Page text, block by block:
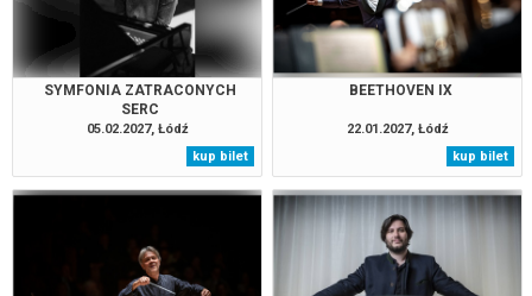
SYMFONIA ZATRACONYCH
SERC
05.02.2027, Łódź
kup bilet
BEETHOVEN IX
22.01.2027, Łódź
kup bilet